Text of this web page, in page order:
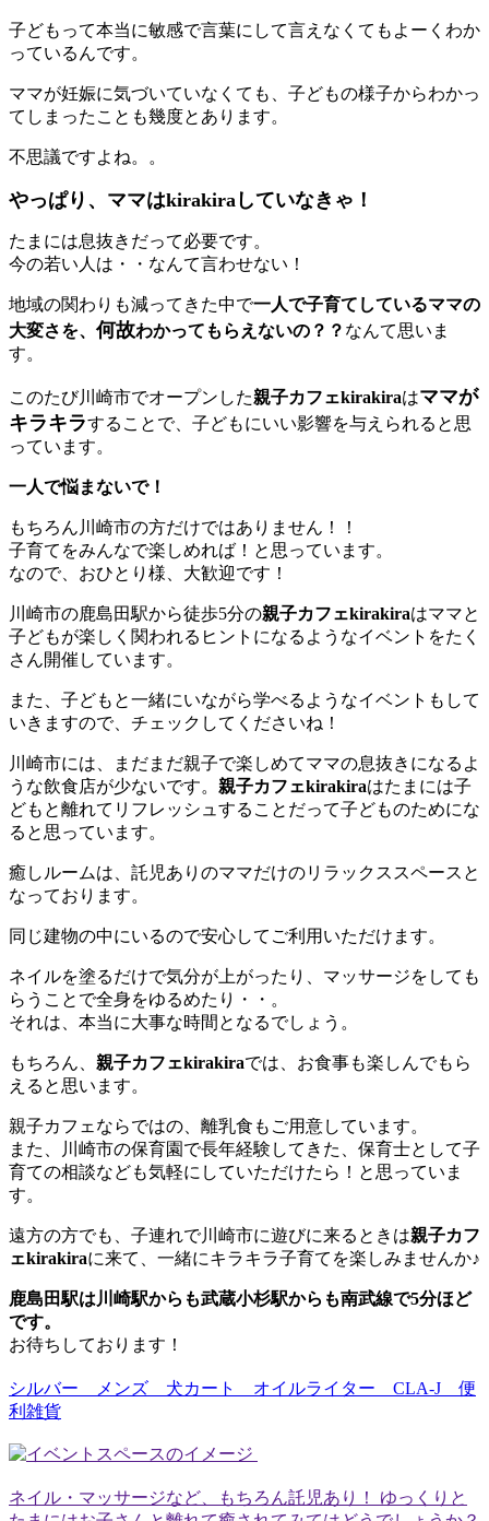
子どもって本当に敏感で言葉にして言えなくてもよーくわか
っているんです。
ママが妊娠に気づいていなくても、子どもの様子からわかっ
てしまったことも幾度とあります。
不思議ですよね。。
やっぱり、ママはkirakiraしていなきゃ！
たまには息抜きだって必要です。
今の若い人は・・なんて言わせない！
地域の関わりも減ってきた中で一人で子育てしているママの
大変さを、 何故わかってもらえないの？？ なんて思いま
す。
このたび川崎市でオープンした親子カフェkirakiraはママが
キラキラすることで、子どもにいい影響を与えられると思
っています。
一人で悩まないで！
もちろん川崎市の方だけではありません！！
子育てをみんなで楽しめれば！と思っています。
なので、おひとり様、大歓迎です！
川崎市の鹿島田駅から徒歩5分の親子カフェkirakiraはママと
子どもが楽しく関われるヒントになるようなイベントをたく
さん開催しています。
また、子どもと一緒にいながら学べるようなイベントもして
いきますので、チェックしてくださいね！
川崎市には、まだまだ親子で楽しめてママの息抜きになるよ
うな飲食店が少ないです。 親子カフェkirakiraはたまには子
どもと離れてリフレッシュすることだって子どものためにな
ると思っています。
癒しルームは、託児ありのママだけのリラックススペースと
なっております。
同じ建物の中にいるので安心してご利用いただけます。
ネイルを塗るだけで気分が上がったり、マッサージをしても
らうことで全身をゆるめたり・・。
それは、本当に大事な時間となるでしょう。
もちろん、 親子カフェkirakiraでは、お食事も楽しんでもら
えると思います。
親子カフェならではの、離乳食もご用意しています。
また、川崎市の保育園で長年経験してきた、保育士として子
育ての相談なども気軽にしていただけたら！と思っていま
す。
遠方の方でも、子連れで川崎市に遊びに来るときは親子カフ
ェkirakiraに来て、一緒にキラキラ子育てを楽しみませんか♪
鹿島田駅は川崎駅からも武蔵小杉駅からも南武線で5分ほど
です。
お待ちしております！
シルバー メンズ 犬カート オイルライター CLA-J 便
利雑貨
ネイル・マッサージなど、もちろん託児あり！ ゆっくりと